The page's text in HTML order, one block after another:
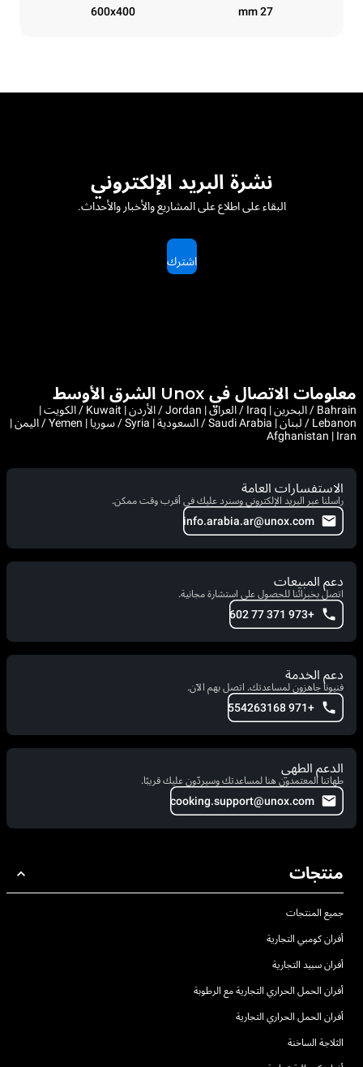
27 mm
600x400
نشرة البريد الإلكتروني
البقاء على اطلاع على المشاريع والأخبار والأحداث.
اشترك
معلومات الاتصال في Unox الشرق الأوسط
Bahrain / البحرين | Iraq / العراق | Jordan / الأردن | Kuwait / الكويت |
Lebanon / لبنان | Saudi Arabia / السعودية | Syria / سوريا | Yemen / اليمن |
Afghanistan | Iran
الاستفسارات العامة
راسلنا عبر البريد الإلكتروني وسنرد عليك في أقرب وقت ممكن.
info.arabia.ar@unox.com
دعم المبيعات
اتصل بخبرائنا للحصول على استشارة مجانية.
+973 371 77 602
دعم الخدمة
فنيونا جاهزون لمساعدتك. اتصل بهم الآن.
+971 554263168
الدعم الطهي
طهاتنا المعتمدون هنا لمساعدتك وسيردّون عليك قريبًا.
cooking.support@unox.com
منتجات
جميع المنتجات
أفران كومبي التجارية
أفران سبيد التجارية
أفران الحمل الحراري التجارية مع الرطوبة
أفران الحمل الحراري التجارية
الثلاجة الساخنة